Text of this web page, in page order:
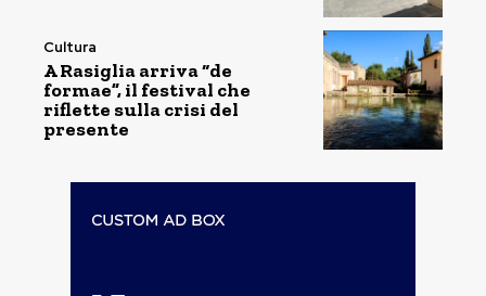
Cultura
A Rasiglia arriva “de
formae”, il festival che
riflette sulla crisi del
presente